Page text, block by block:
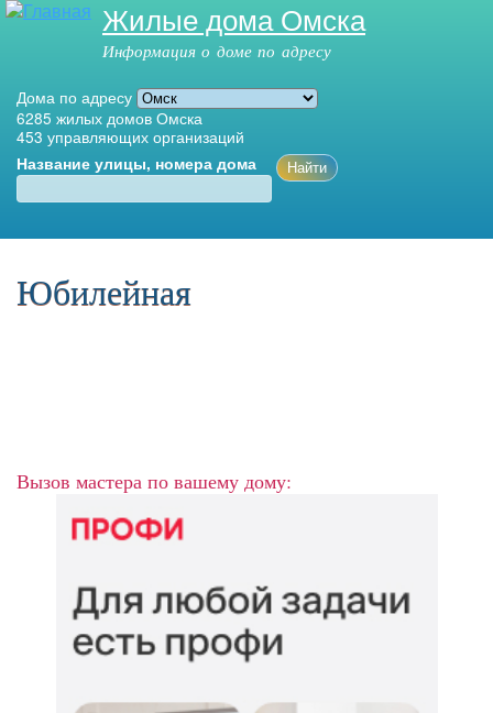
Перейти к
основному
Жилые дома Омска
Информация о доме по адресу
Дома по адресу
6285 жилых домов Омска
453 управляющих организаций
Название улицы, номера дома
Юбилейная
Вызов мастера по вашему дому: